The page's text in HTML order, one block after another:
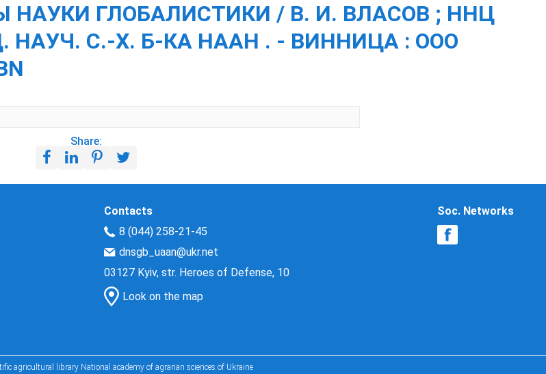
НАУКИ ГЛОБАЛИСТИКИ / В. И. ВЛАСОВ ; ННЦ
НАУЧ. С.-Х. Б-КА НААН . - ВИННИЦА : ООО
Share:
Contacts
8 (044) 258-21-45
dnsgb_uaan@ukr.net
03127 Kyiv, str. Heroes of Defense, 10
Look on the map
Soc. Networks
agricultural library National academy of agrarian sciences of Ukraine